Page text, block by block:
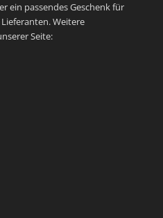
ein passendes Geschenk für
Weitere
Seite: